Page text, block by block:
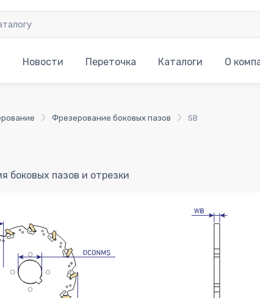
Новости Переточка Каталоги О
Фрезерование боковых пазов SB
боковых пазов и отрезки